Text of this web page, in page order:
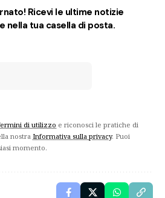
Ricevi le ultime notizie
nella tua casella di posta.
di utilizzo e riconosci le pratiche di
nostra Informativa sulla privacy. Puoi
momento.